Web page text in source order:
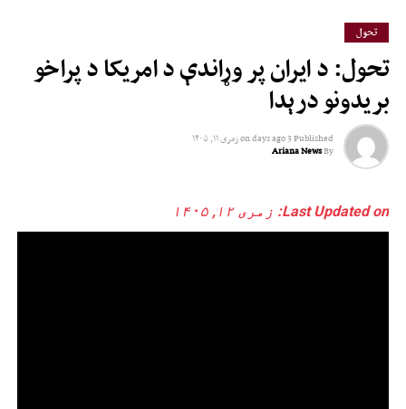
تحول
تحول: د ایران پر وړاندې د امریکا د پراخو
بریدونو درېدا
Published
3 days ago
onزمری ۱۱, ۱۴۰۵
By
Ariana News
Last Updated on: زمری ۱۲, ۱۴۰۵